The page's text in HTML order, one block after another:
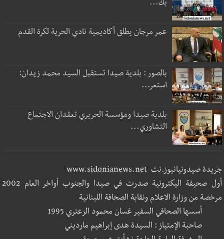
بك...
عمر مرجان يطلق أكاديمية نادي الحرية لكرة القدم
بالصور : بلدية صيدا تستقبل السيد محمد زيدان:
استعر...
بلدية صيدا ومؤسسة الحريري تعقدان الاجتماع
التشاوري...
جريدة صيدونيانيوز.نت www.sidonianews.net
أول صحيفة اليكترونية صدرت في صيدا والجنوب أواخر العام 2002
مرخصة من وزارة الاعلام ونقابة الصحافة اللبنانية
أسسها الصحافي السفير غسان محمود الزعتري 1995
صاحبة الإمتياز : السيدة هدى إبراهيم مارديني